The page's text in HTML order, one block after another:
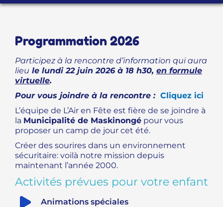
Programmation 2026
Participez à la rencontre d’information qui aura
lieu le lundi 22 juin 2026 à 18 h30, en formule
virtuelle.
Pour vous joindre à la rencontre : Cliquez ici
L’équipe de L’Air en Fête est fière de se joindre à
la Municipalité de Maskinongé pour vous
proposer un camp de jour cet été.
Créer des sourires dans un environnement
sécuritaire: voilà notre mission depuis
maintenant l’année 2000.
Activités prévues pour votre enfant
Animations spéciales